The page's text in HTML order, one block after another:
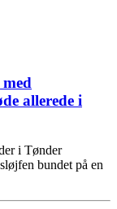
allerede i
i Tønder
bundet på en